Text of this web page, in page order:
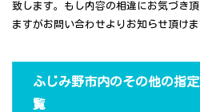
致します。もし内容の相違にお気づき
ますがお問い合わせよりお知らせ頂けま
ふじみ野市内のその他の指
覧